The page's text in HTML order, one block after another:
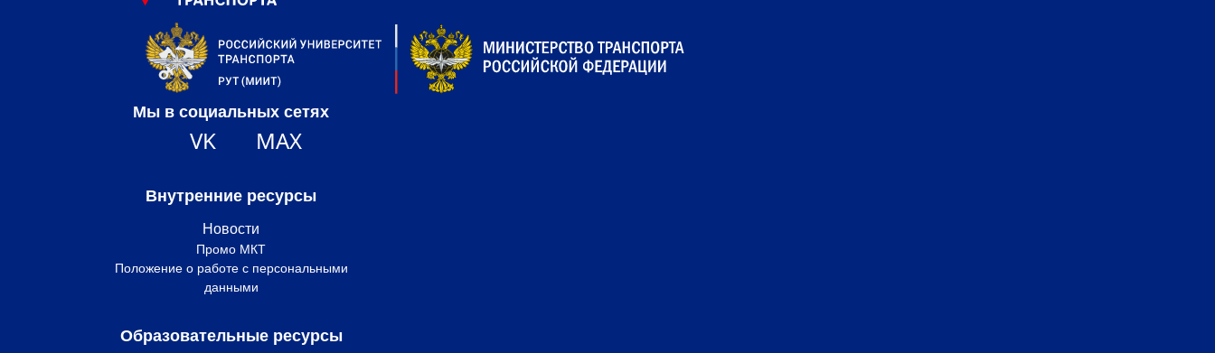
Мы в социальных сетях
VK MAX
Внутренние ресурсы
Новости
Промо МКТ
Положение о работе с персональными
данными
Образовательные ресурсы